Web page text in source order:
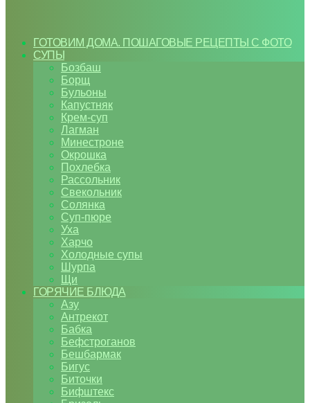
ГОТОВИМ ДОМА. ПОШАГОВЫЕ РЕЦЕПТЫ С ФОТО
СУПЫ
Бозбаш
Борщ
Бульоны
Капустняк
Крем-суп
Лагман
Минестроне
Окрошка
Похлебка
Рассольник
Свекольник
Солянка
Суп-пюре
Уха
Харчо
Холодные супы
Шурпа
Щи
ГОРЯЧИЕ БЛЮДА
Азу
Антрекот
Бабка
Бефстроганов
Бешбармак
Бигус
Биточки
Бифштекс